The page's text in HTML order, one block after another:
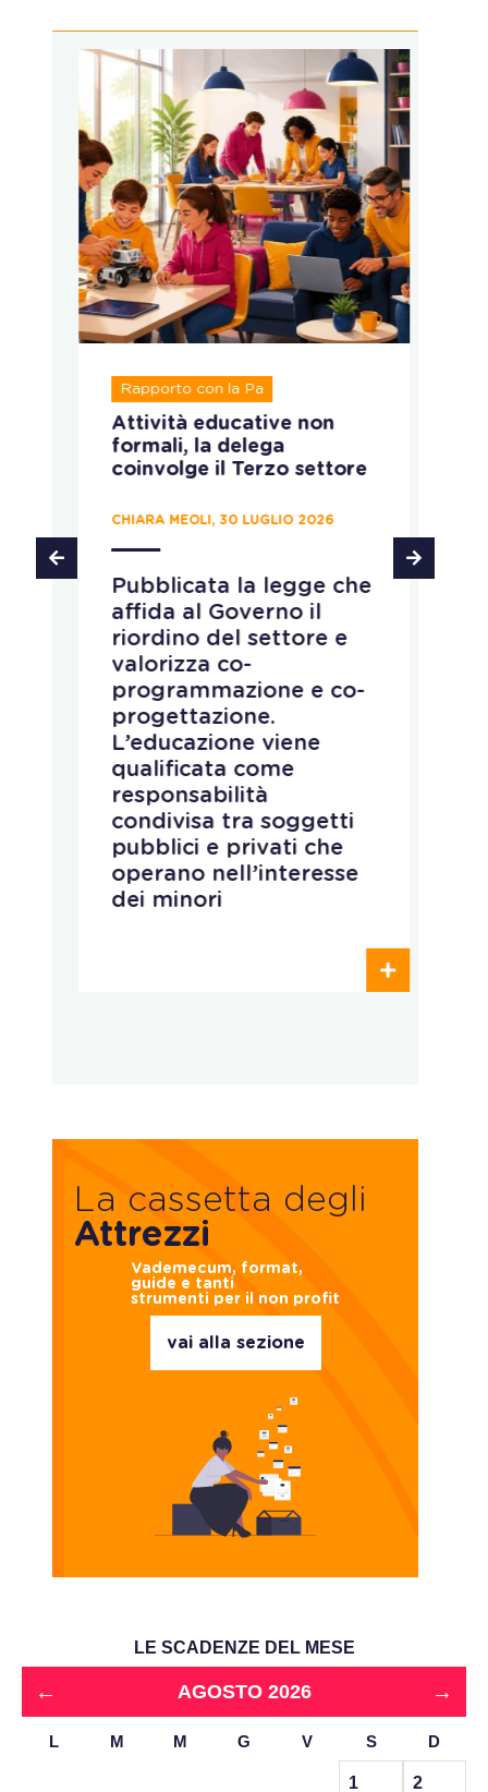
Rapporto con la Pa
Attività educative non
formali, la delega
coinvolge il Terzo settore
CHIARA MEOLI, 30 LUGLIO 2026
Pubblicata la legge che
affida al Governo il
riordino del settore e
valorizza co-
programmazione e co-
progettazione.
L’educazione viene
qualificata come
responsabilità
condivisa tra soggetti
pubblici e privati che
operano nell’interesse
dei minori
La cassetta degli
Attrezzi
Vademecum, format,
guide e tanti
strumenti per il non profit
vai alla sezione
LE SCADENZE DEL MESE
← AGOSTO 2026 →
L M M G V S D
1 2